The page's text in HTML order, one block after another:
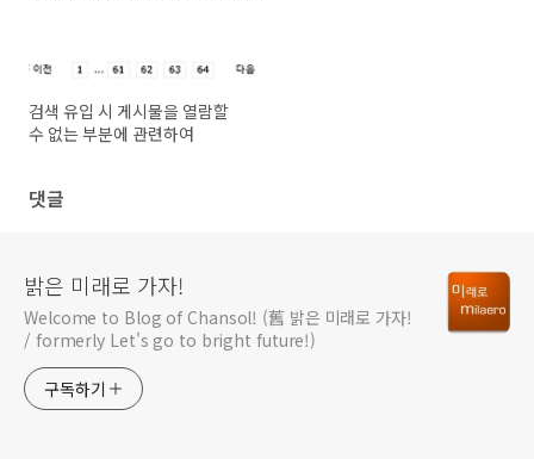
검색 유입 시 게시물을 열람할
수 없는 부분에 관련하여
댓글
밝은 미래로 가자!
Welcome to Blog of Chansol! (舊 밝은 미래로 가자!
/ formerly Let's go to bright future!)
구독하기